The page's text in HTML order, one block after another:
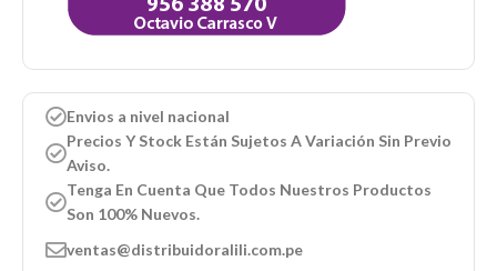
Envios a nivel nacional
Precios Y Stock Están Sujetos A Variación Sin Previo
Aviso.
Tenga En Cuenta Que Todos Nuestros Productos
Son 100% Nuevos.
ventas@distribuidoralili.com.pe